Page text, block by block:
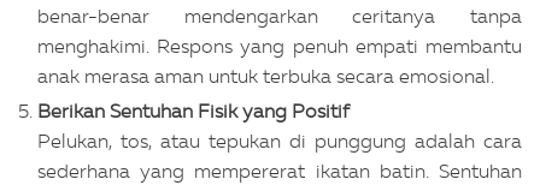
benar-benar mendengarkan ceritanya tanpa
menghakimi. Respons yang penuh empati membantu
anak merasa aman untuk terbuka secara emosional.
Berikan Sentuhan Fisik yang Positif
Pelukan, tos, atau tepukan di punggung adalah cara
sederhana yang mempererat ikatan batin. Sentuhan